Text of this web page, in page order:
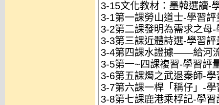
3-15文化教材：墨韓選讀-
3-1第一課勞山道士-學習
3-2第二課發明為需求之母
3-3第三課近體詩選-學習
3-4第四課水證據——給河
3-5第一~四課複習-學習評
3-6第五課燭之武退秦師-
3-7第六課一桿「稱仔」-
3-8第七課鹿港乘桴記-學